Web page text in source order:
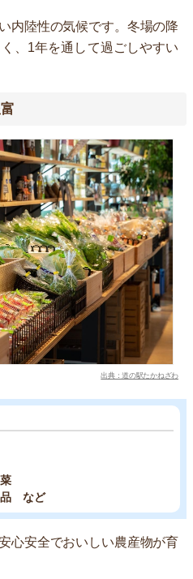
内陸性の気候です。冬場の降
、1年を通して過ごしやすい
出典：道の駅たかねざわ
品 など
心安全でおいしい農産物が育